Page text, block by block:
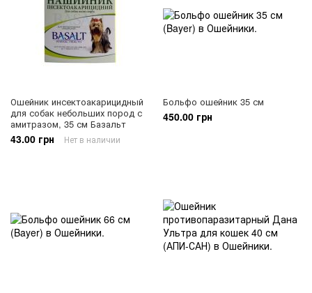
Ошейник инсектоакарицидный
для собак небольших пород с
амитразом, 35 см Базальт
43.00 грн Нет в наличии
Больфо ошейник 35 см
450.00 грн